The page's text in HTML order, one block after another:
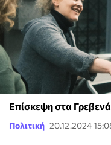
Επίσκεψη στα
Πολιτική 20.12.2024